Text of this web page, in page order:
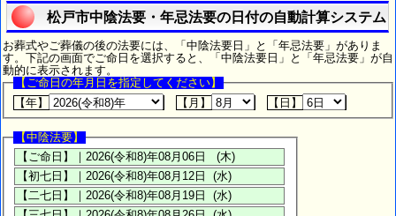
松戸市中陰法要・年忌法要の日付の自動計算システム
お葬式やご葬儀の後の法要には、「中陰法要日」と「年忌法要」がありま
す。下記の画面でご命日を選択すると、「中陰法要日」と「年忌法要」が自
動的に表示されます。
【ご命日の年月日を指定してください】
【年】
【月】 【日】
【中陰法要】